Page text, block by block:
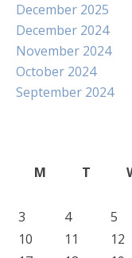
December 2025
December 2024
November 2024
October 2024
September 2024
M
T
3
4 5
10
11 12